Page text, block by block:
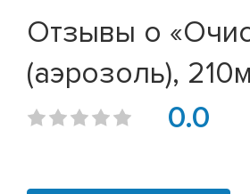
Отзывы о
(аэрозоль),
0.0